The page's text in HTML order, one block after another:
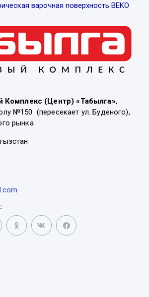
варочная поверхность BEKO
Комплекс (Центр) «Табылга»,
№150 (пересекает ул. Буденого),
рынка